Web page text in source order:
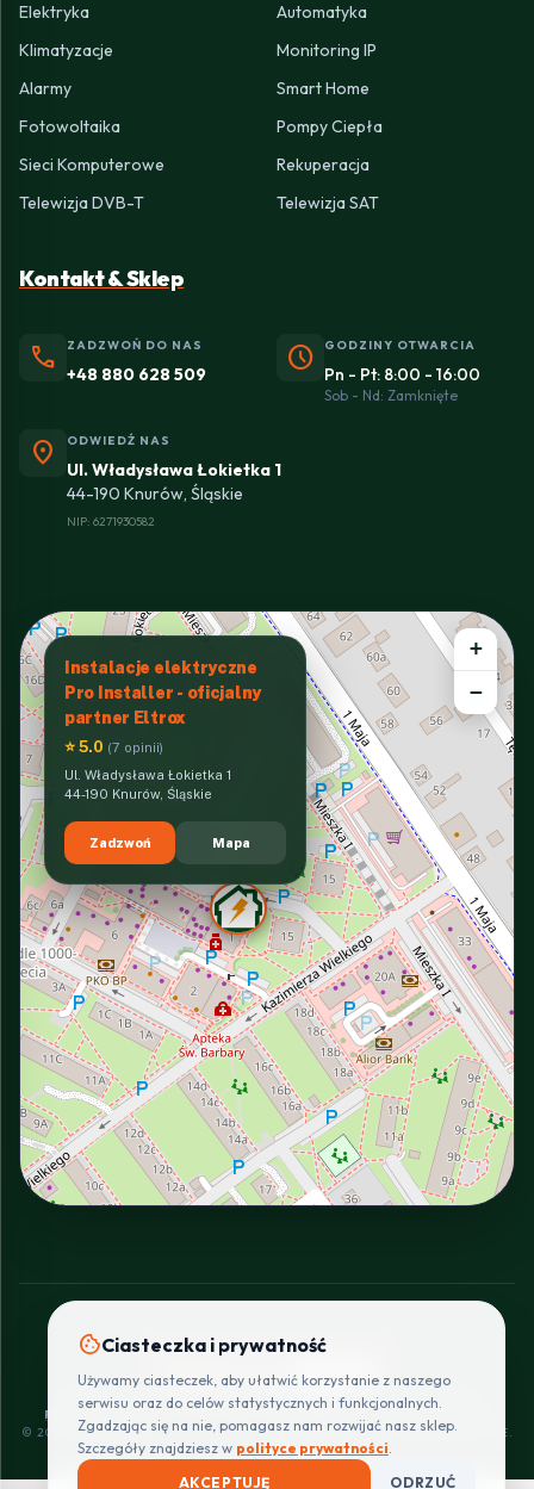
Elektryka
Automatyka
Klimatyzacje
Monitoring IP
Alarmy
Smart Home
Fotowoltaika
Pompy Ciepła
Sieci Komputerowe
Rekuperacja
Telewizja DVB-T
Telewizja SAT
Kontakt & Sklep
phone ZADZWOŃ DO NAS
+48 880 628 509 schedule GODZINY OTWARCIA
Pn - Pt: 8:00 - 16:00
Sob - Nd: Zamknięte
location_on ODWIEDŹ NAS
Ul. Władysława Łokietka 1
44-190 Knurów, Śląskie
NIP: 6271930582
Instalacje elektryczne
Pro Installer - oficjalny
partner Eltrox
⭐ 5.0 (7 opinii)
Ul. Władysława Łokietka 1
44-190 Knurów, Śląskie
Zadzwoń Mapa
+
−
INTERACTIVE VIEW
SZYBKIE I BEZPIECZNE PŁATNOŚCI
POLITYKA
PRYWATNOŚCI
REGULAMIN
CENNIK
DOSTAW
ZWROTY I
REKLAMACJE
© 2026 PROINSTALLER.PL - KNURÓW. WSZYSTKIE PRAWA ZASTRZEŻONE.
cookieCiasteczka i prywatność
Używamy ciasteczek, aby ułatwić korzystanie z naszego
serwisu oraz do celów statystycznych i funkcjonalnych.
Zgadzając się na nie, pomagasz nam rozwijać nasz sklep.
Szczegóły znajdziesz w polityce prywatności.
AKCEPTUJĘ
ODRZUĆ